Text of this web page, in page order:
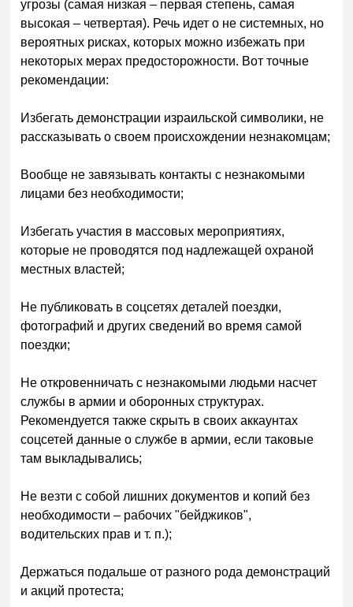
угрозы (самая низкая – первая степень, самая
высокая – четвертая). Речь идет о не системных, но
вероятных рисках, которых можно избежать при
некоторых мерах предосторожности. Вот точные
рекомендации:
Избегать демонстрации израильской символики, не
рассказывать о своем происхождении незнакомцам;
Вообще не завязывать контакты с незнакомыми
лицами без необходимости;
Избегать участия в массовых мероприятиях,
которые не проводятся под надлежащей охраной
местных властей;
Не публиковать в соцсетях деталей поездки,
фотографий и других сведений во время самой
поездки;
Не откровенничать с незнакомыми людьми насчет
службы в армии и оборонных структурах.
Рекомендуется также скрыть в своих аккаунтах
соцсетей данные о службе в армии, если таковые
там выкладывались;
Не везти с собой лишних документов и копий без
необходимости – рабочих "бейджиков",
водительских прав и т. п.);
Держаться подальше от разного рода демонстраций
и акций протеста;